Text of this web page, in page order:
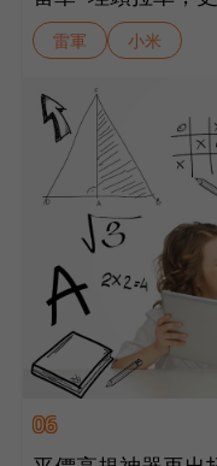
雷軍 小米
06